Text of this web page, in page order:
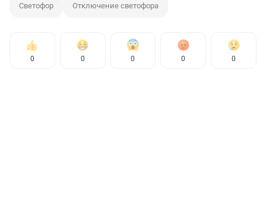
Светофор Отключение светофора
0 0 0 0 0